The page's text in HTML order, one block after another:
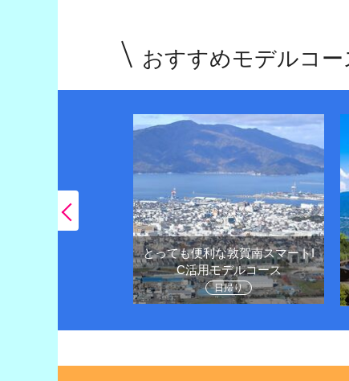
おすすめモデルコー
とっても便利な敦賀南スマートI
C活用モデルコース
日帰り